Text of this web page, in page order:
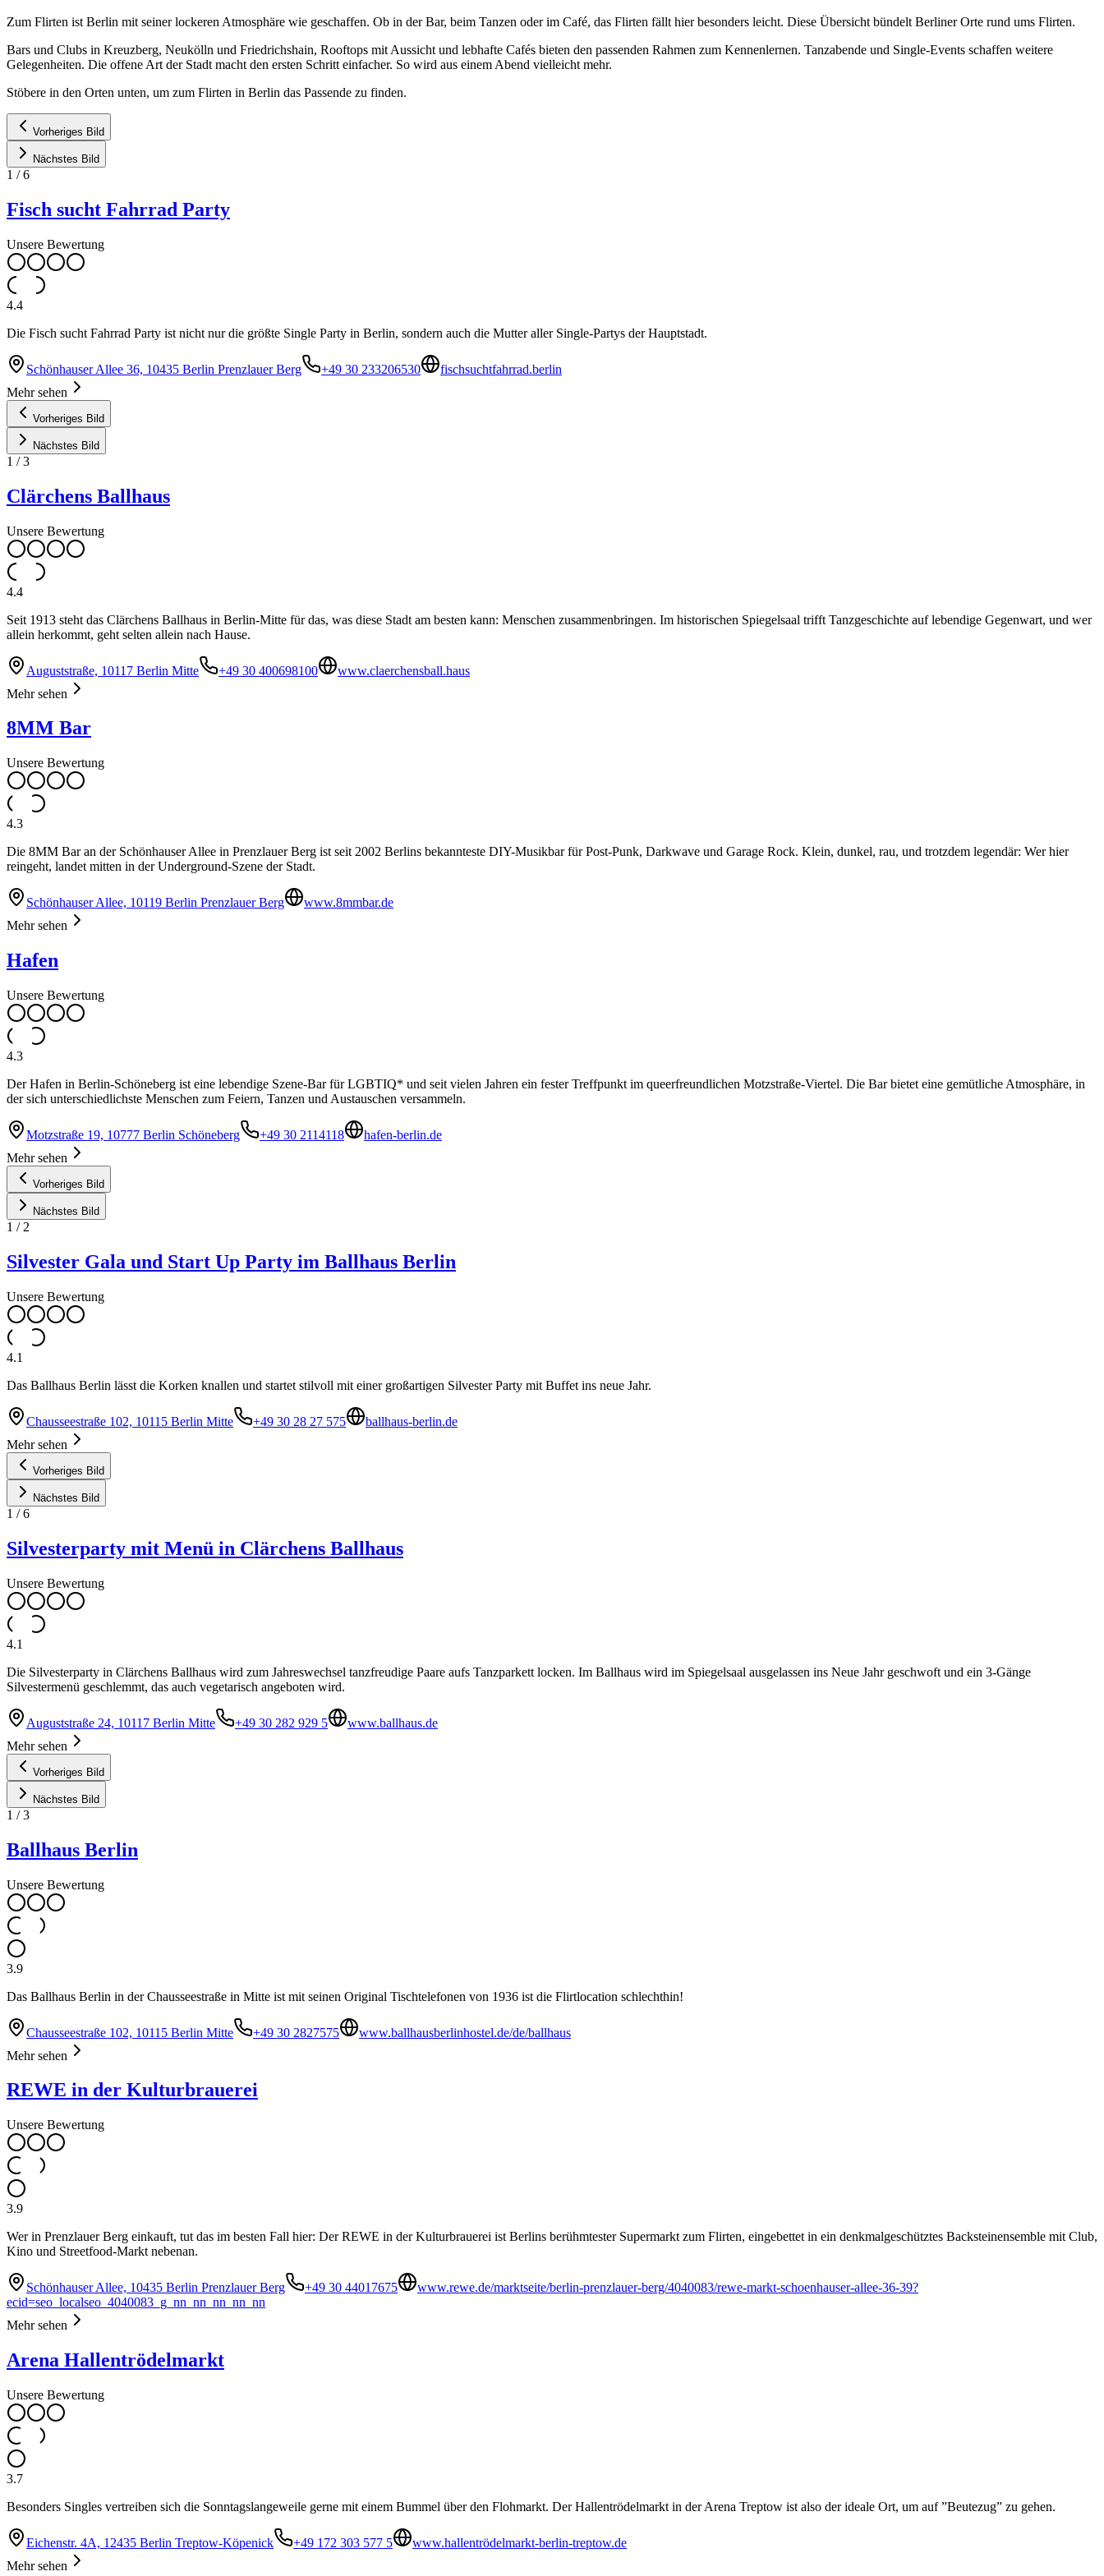
Zum Flirten ist Berlin mit seiner lockeren Atmosphäre wie geschaffen. Ob in der Bar, beim Tanzen oder im Café, das Flirten fällt hier besonders leicht. Diese Übersicht bündelt Berliner Orte rund ums Flirten.
Bars und Clubs in Kreuzberg, Neukölln und Friedrichshain, Rooftops mit Aussicht und lebhafte Cafés bieten den passenden Rahmen zum Kennenlernen. Tanzabende und Single-Events schaffen weitere
Gelegenheiten. Die offene Art der Stadt macht den ersten Schritt einfacher. So wird aus einem Abend vielleicht mehr.
Stöbere in den Orten unten, um zum Flirten in Berlin das Passende zu finden.
Vorheriges Bild
Nächstes Bild
1 /6
Fisch sucht Fahrrad Party
Unsere Bewertung
4.4
Die Fisch sucht Fahrrad Party ist nicht nur die größte Single Party in Berlin, sondern auch die Mutter aller Single-Partys der Hauptstadt.
Schönhauser Allee 36, 10435 Berlin Prenzlauer Berg +49 30 233206530
fischsuchtfahrrad.berlin
Mehr sehen
Vorheriges Bild
Nächstes Bild
1 /3
Clärchens Ballhaus
Unsere Bewertung
4.4
Seit 1913 steht das Clärchens Ballhaus in Berlin-Mitte für das, was diese Stadt am besten kann: Menschen zusammenbringen. Im historischen Spiegelsaal trifft Tanzgeschichte auf lebendige Gegenwart, und wer
allein herkommt, geht selten allein nach Hause.
Auguststraße, 10117 Berlin Mitte +49 30 400698100
www.claerchensball.haus
Mehr sehen
8MM Bar
Unsere Bewertung
4.3
Die 8MM Bar an der Schönhauser Allee in Prenzlauer Berg ist seit 2002 Berlins bekannteste DIY-Musikbar für Post-Punk, Darkwave und Garage Rock. Klein, dunkel, rau, und trotzdem legendär: Wer hier
reingeht, landet mitten in der Underground-Szene der Stadt.
Schönhauser Allee, 10119 Berlin Prenzlauer Berg
www.8mmbar.de
Mehr sehen
Hafen
Unsere Bewertung
4.3
Der Hafen in Berlin-Schöneberg ist eine lebendige Szene-Bar für LGBTIQ* und seit vielen Jahren ein fester Treffpunkt im queerfreundlichen Motzstraße-Viertel. Die Bar bietet eine gemütliche Atmosphäre, in
der sich unterschiedlichste Menschen zum Feiern, Tanzen und Austauschen versammeln.
Motzstraße 19, 10777 Berlin Schöneberg +49 30 2114118
hafen-berlin.de
Mehr sehen
Vorheriges Bild
Nächstes Bild
1 / 2
Silvester Gala und Start Up Party im Ballhaus Berlin
Unsere Bewertung
4.1
Das Ballhaus Berlin lässt die Korken knallen und startet stilvoll mit einer großartigen Silvester Party mit Buffet ins neue Jahr.
Chausseestraße 102, 10115 Berlin Mitte +49 30 28 27 575
ballhaus-berlin.de
Mehr sehen
Vorheriges Bild
Nächstes Bild
1 /6
Silvesterparty mit Menü in Clärchens Ballhaus
Unsere Bewertung
4.1
Die Silvesterparty in Clärchens Ballhaus wird zum Jahreswechsel tanzfreudige Paare aufs Tanzparkett locken. Im Ballhaus wird im Spiegelsaal ausgelassen ins Neue Jahr geschwoft und ein 3-Gänge
Silvestermenü geschlemmt, das auch vegetarisch angeboten wird.
Auguststraße 24, 10117 Berlin Mitte +49 30 282 929 5
www.ballhaus.de
Mehr sehen
Vorheriges Bild
Nächstes Bild
1 /3
Ballhaus Berlin
Unsere Bewertung
3.9
Das Ballhaus Berlin in der Chausseestraße in Mitte ist mit seinen Original Tischtelefonen von 1936 ist die Flirtlocation schlechthin!
Chausseestraße 102, 10115 Berlin Mitte +49 30 2827575
www.ballhausberlinhostel.de/de/ballhaus
Mehr sehen
REWE in der Kulturbrauerei
Unsere Bewertung
3.9
Wer in Prenzlauer Berg einkauft, tut das im besten Fall hier: Der REWE in der Kulturbrauerei ist Berlins berühmtester Supermarkt zum Flirten, eingebettet in ein denkmalgeschütztes Backsteinensemble mit Club,
Kino und Streetfood-Markt nebenan.
Schönhauser Allee, 10435 Berlin Prenzlauer Berg +49 30 44017675
www.rewe.de/marktseite/berlin-prenzlauer-berg/4040083/rewe-markt-schoenhauser-allee-36-39?
ecid=seo_localseo_4040083_g_nn_nn_nn_nn_nn
Mehr sehen
Arena Hallentrödelmarkt
Unsere Bewertung
3.7
Besonders Singles vertreiben sich die Sonntagslangeweile gerne mit einem Bummel über den Flohmarkt. Der Hallentrödelmarkt in der Arena Treptow ist also der ideale Ort, um auf ”Beutezug” zu gehen.
Eichenstr. 4A, 12435 Berlin Treptow-Köpenick +49 172 303 577 5
www.hallentrödelmarkt-berlin-treptow.de
Mehr sehen